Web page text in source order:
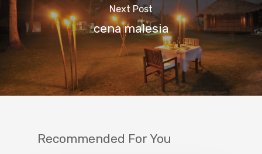
Next Post
cena malesia
Recommended For You